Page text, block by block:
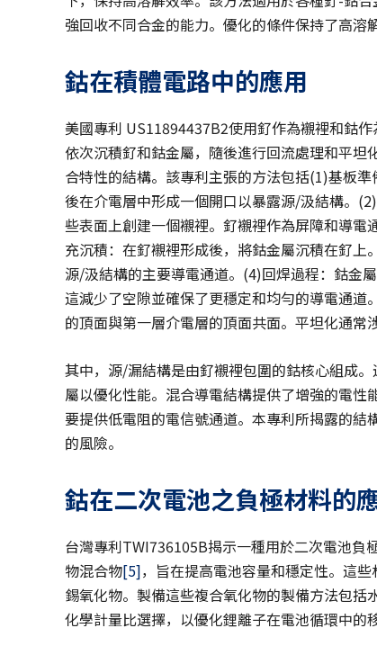
強回收不同合金的能力。優化的條件保持了高溶
鈷在積體電路中的應用
美國專利 US11894437B2使用釕作為襯裡和鈷
依次沉積釕和鈷金屬，隨後進行回流處理和平
合特性的結構。該專利主張的方法包括(1)基板
後在介電層中形成一個開口以暴露源/汲結構。
些表面上創建一個襯裡。釕襯裡作為屏障和導
充沉積：在釕襯裡形成後，將鈷金屬沉積在釕
源/汲結構的主要導電通道。(4)回焊過程：鈷金
這減少了空隙並確保了更穩定和均勻的導電通
的頂面與第一層介電層的頂面共面。平坦化通常
其中，源/漏結構是由釕襯裡包圍的鈷核心組成
屬以優化性能。混合導電結構提供了增強的電
要提供低電阻的電信號通道。本專利所揭露的結
的風險。
鈷在二次電池之負極材料的
台灣專利TWI736105B揭示一種用於二次電池負
物混合物[5]，旨在提高電池容量和穩定性。這
錫氧化物。製備這些複合氧化物的製備方法包
化學計量比選擇，以優化鋰離子在電池循環中的